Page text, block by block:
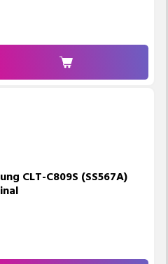
CLT-C809S (SS567A)